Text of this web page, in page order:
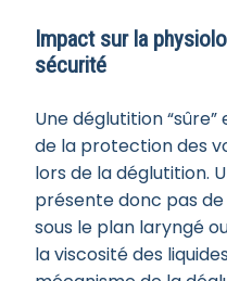
Impact sur la
sécurité
Une déglutition
de la protection des
lors de la déglutition.
présente donc pas
sous le plan laryngé
la viscosité des